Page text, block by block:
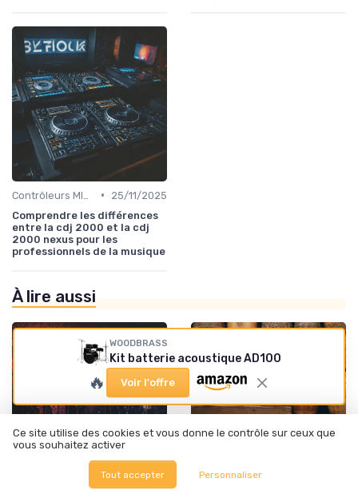
•
25/11/2025
Comprendre les différences
entre la cdj 2000 et la cdj
2000 nexus pour les
professionnels de la musique
À lire aussi
Batteries et percussions électroniques • 08/09/2025
WOODBRASS
Kit batterie acoustique AD100
🔥 Voir l'offre
Ce site utilise des cookies et vous donne le contrôle sur ceux que
vous souhaitez activer
Tout accepter Personnaliser